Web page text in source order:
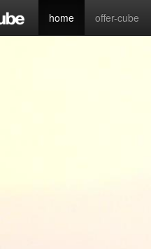
home offer-cube